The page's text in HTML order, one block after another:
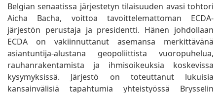
Belgian senaatissa järjestetyn tilaisuuden avasi tohtori
Aicha Bacha, voittoa tavoittelemattoman ECDA-
järjestön perustaja ja presidentti. Hänen johdollaan
ECDA on vakiinnuttanut asemansa merkittävänä
asiantuntija-alustana geopoliittista vuoropuhelua,
rauhanrakentamista ja ihmisoikeuksia koskevissa
kysymyksissä. Järjestö on toteuttanut lukuisia
kansainvälisiä tapahtumia yhteistyössä Brysselin